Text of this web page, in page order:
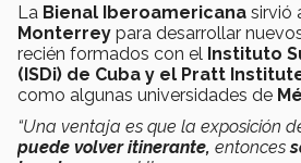
La Bienal Iberoamericana sirvió
Monterrey para desarrollar
recién formados con el Instituto
(ISDi) de Cuba y el Pratt
como algunas universidades de
“Una ventaja es que la exposición
puede volver itinerante, entonces